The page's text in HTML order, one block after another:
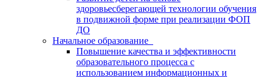
здоровьесберегающей технологии обучения
в подвижной форме при реализации ФОП
ДО
Начальное образование
Повышение качества и эффективности
образовательного процесса с
использованием информационных и